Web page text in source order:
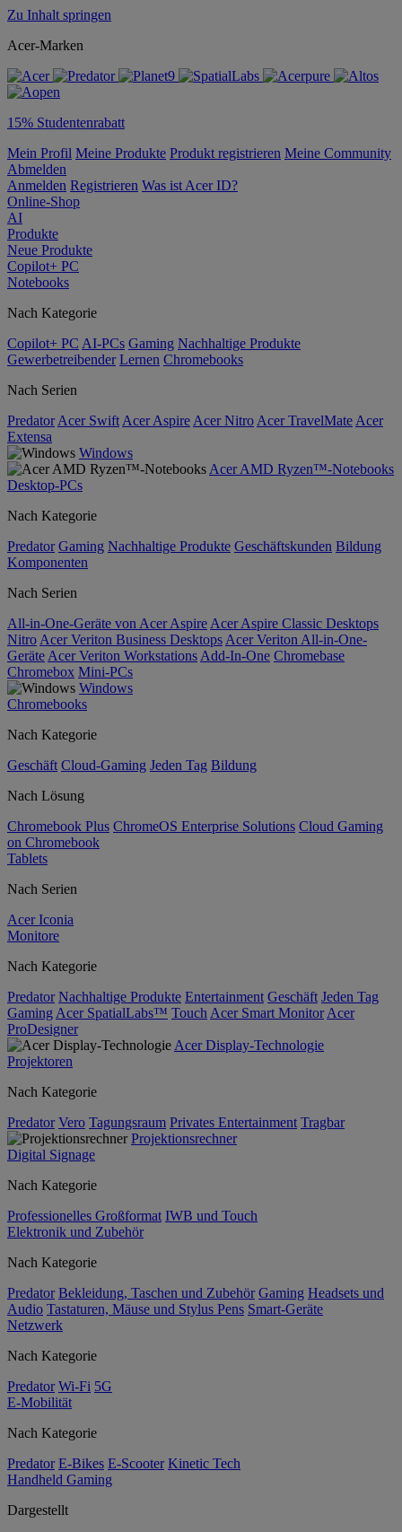
Zu Inhalt springen
Acer-Marken
15% Studentenrabatt
Mein Profil Meine Produkte Produkt registrieren Meine Community
Abmelden
Anmelden Registrieren Was ist Acer ID?
Online-Shop
AI
Produkte
Neue Produkte
Copilot+ PC
Notebooks
Nach Kategorie
Copilot+ PC AI-PCs Gaming Nachhaltige Produkte
Gewerbetreibender Lernen Chromebooks
Nach Serien
Predator Acer Swift Acer Aspire Acer Nitro Acer TravelMate Acer
Extensa
Windows
Acer AMD Ryzen™-Notebooks
Desktop-PCs
Nach Kategorie
Predator Gaming Nachhaltige Produkte Geschäftskunden Bildung
Komponenten
Nach Serien
All-in-One-Geräte von Acer Aspire Acer Aspire Classic Desktops
Nitro Acer Veriton Business Desktops Acer Veriton All-in-One-
Geräte Acer Veriton Workstations Add-In-One Chromebase
Chromebox Mini-PCs
Windows
Chromebooks
Nach Kategorie
Geschäft Cloud-Gaming Jeden Tag Bildung
Nach Lösung
Chromebook Plus ChromeOS Enterprise Solutions Cloud Gaming
on Chromebook
Tablets
Nach Serien
Acer Iconia
Monitore
Nach Kategorie
Predator Nachhaltige Produkte Entertainment Geschäft Jeden Tag
Gaming Acer SpatialLabs™ Touch Acer Smart Monitor Acer
ProDesigner
Acer Display-Technologie
Projektoren
Nach Kategorie
Predator Vero Tagungsraum Privates Entertainment Tragbar
Projektionsrechner
Digital Signage
Nach Kategorie
Professionelles Großformat IWB und Touch
Elektronik und Zubehör
Nach Kategorie
Predator Bekleidung, Taschen und Zubehör Gaming Headsets und
Audio Tastaturen, Mäuse und Stylus Pens Smart-Geräte
Netzwerk
Nach Kategorie
Predator Wi-Fi 5G
E-Mobilität
Nach Kategorie
Predator E-Bikes E-Scooter Kinetic Tech
Handheld Gaming
Dargestellt